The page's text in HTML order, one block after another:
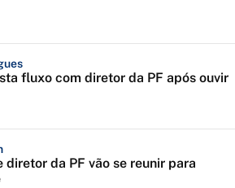
fluxo com diretor da PF após ouvir
diretor da PF vão se reunir para